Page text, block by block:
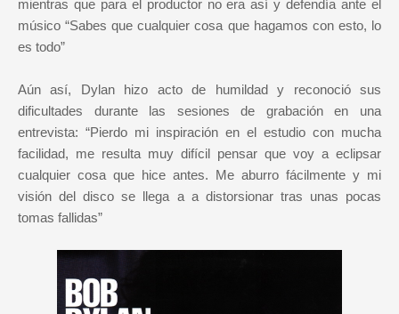
mientras que para el productor no era así y defendía ante el
músico “Sabes que cualquier cosa que hagamos con esto, lo
es todo”
Aún así, Dylan hizo acto de humildad y reconoció sus
dificultades durante las sesiones de grabación en una
entrevista: “Pierdo mi inspiración en el estudio con mucha
facilidad, me resulta muy difícil pensar que voy a eclipsar
cualquier cosa que hice antes. Me aburro fácilmente y mi
visión del disco se llega a a distorsionar tras unas pocas
tomas fallidas”